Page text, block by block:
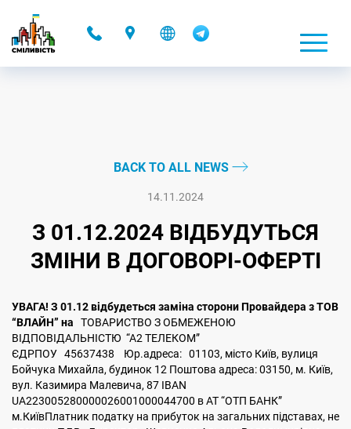
BACK TO ALL NEWS
14.11.2024
З 01.12.2024 ВІДБУДУТЬСЯ
ЗМІНИ В ДОГОВОРІ-ОФЕРТІ
УВАГА! З 01.12 відбудеться заміна сторони Провайдера з ТОВ
“ВЛАЙН” на
ТОВАРИСТВО З ОБМЕЖЕНОЮ
ВІДПОВІДАЛЬНІСТЮ “А2 ТЕЛЕКОМ”
ЄДРПОУ 45637438 Юр.адреса: 01103, місто Київ, вулиця
Бойчука Михайла, будинок 12 Поштова адреса: 03150, м. Київ,
вул. Казимира Малевича, 87 IBAN
UA223005280000026001000044700 в АТ “ОТП БАНК”
м.КиївПлатник податку на прибуток на загальних підставах, не